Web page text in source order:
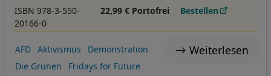
ISBN 978-3-550-
20166-0
22,99 € Portofrei Bestellen
Weiterlesen
AFD Aktivismus
Demonstration
Die Grünen
Fridays for Future